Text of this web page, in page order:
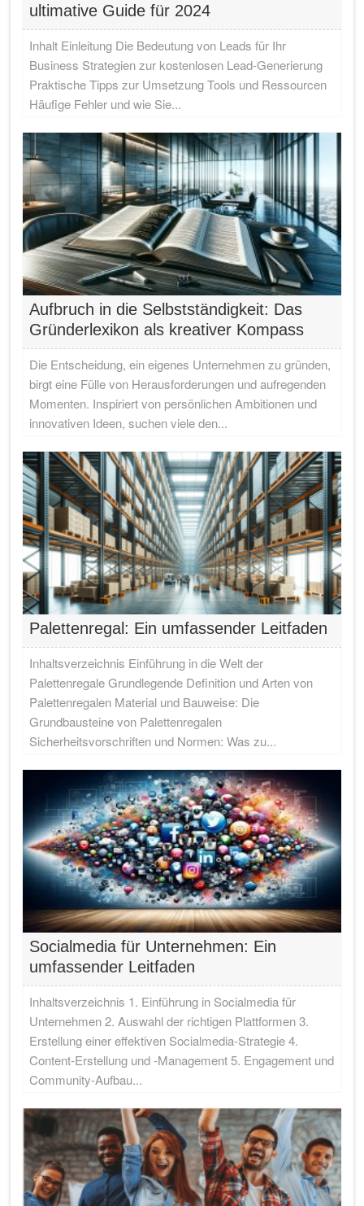
ultimative Guide für 2024
Inhalt Einleitung Die Bedeutung von Leads für Ihr
Business Strategien zur kostenlosen Lead-Generierung
Praktische Tipps zur Umsetzung Tools und Ressourcen
Häufige Fehler und wie Sie...
Aufbruch in die Selbstständigkeit: Das
Gründerlexikon als kreativer Kompass
Die Entscheidung, ein eigenes Unternehmen zu gründen,
birgt eine Fülle von Herausforderungen und aufregenden
Momenten. Inspiriert von persönlichen Ambitionen und
innovativen Ideen, suchen viele den...
Palettenregal: Ein umfassender Leitfaden
Inhaltsverzeichnis Einführung in die Welt der
Palettenregale Grundlegende Definition und Arten von
Palettenregalen Material und Bauweise: Die
Grundbausteine von Palettenregalen
Sicherheitsvorschriften und Normen: Was zu...
Socialmedia für Unternehmen: Ein
umfassender Leitfaden
Inhaltsverzeichnis 1. Einführung in Socialmedia für
Unternehmen 2. Auswahl der richtigen Plattformen 3.
Erstellung einer effektiven Socialmedia-Strategie 4.
Content-Erstellung und -Management 5. Engagement und
Community-Aufbau...